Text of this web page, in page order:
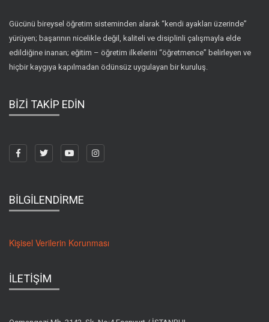
Gücünü bireysel öğretim sisteminden alarak “kendi ayakları üzerinde”
yürüyen; başarının nicelikle değil, kaliteli ve disiplinli çalışmayla elde
edildiğine inanan; eğitim – öğretim ilkelerini “öğretmence” belirleyen ve
hiçbir kaygıya kapılmadan ödünsüz uygulayan bir kuruluş.
BİZİ TAKİP EDİN
BİLGİLENDİRME
Kişisel Verilerin Korunması
İLETİŞİM